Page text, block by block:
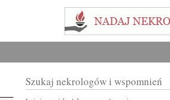
Szukaj nekrologów i wspomnień